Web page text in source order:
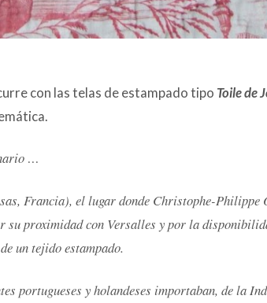
con las telas de estampado tipo Toile de
…
Francia), el lugar donde Christophe-Philippe
su proximidad con Versalles y por la
un tejido estampado.
portugueses y holandeses importaban, de la